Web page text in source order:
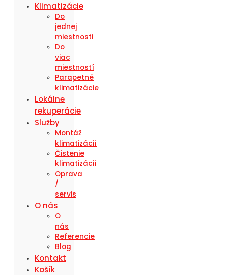
Klimatizácie
Do
jednej
miestnosti
Do
viac
miestností
Parapetné
klimatizácie
Lokálne
rekuperácie
Služby
Montáž
klimatizácií
Čistenie
klimatizácií
Oprava
/
servis
O nás
O
nás
Referencie
Blog
Kontakt
Košík